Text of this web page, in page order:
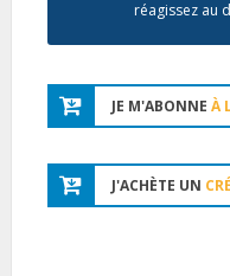
réagissez au
JE M'ABONNE À
J'ACHÈTE UN